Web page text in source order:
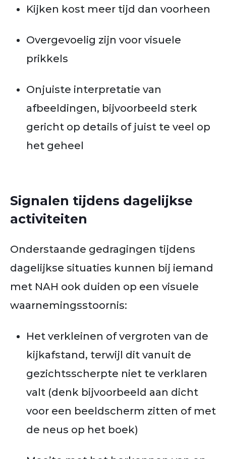
Kijken kost meer tijd dan voorheen
Overgevoelig zijn voor visuele
prikkels
Onjuiste interpretatie van
afbeeldingen, bijvoorbeeld sterk
gericht op details of juist te veel op
het geheel
Signalen tijdens dagelijkse
activiteiten
Onderstaande gedragingen tijdens
dagelijkse situaties kunnen bij iemand
met NAH ook duiden op een visuele
waarnemingsstoornis:
Het verkleinen of vergroten van de
kijkafstand, terwijl dit vanuit de
gezichtsscherpte niet te verklaren
valt (denk bijvoorbeeld aan dicht
voor een beeldscherm zitten of met
de neus op het boek)